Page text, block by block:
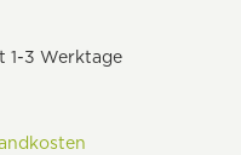
1-3 Werktage